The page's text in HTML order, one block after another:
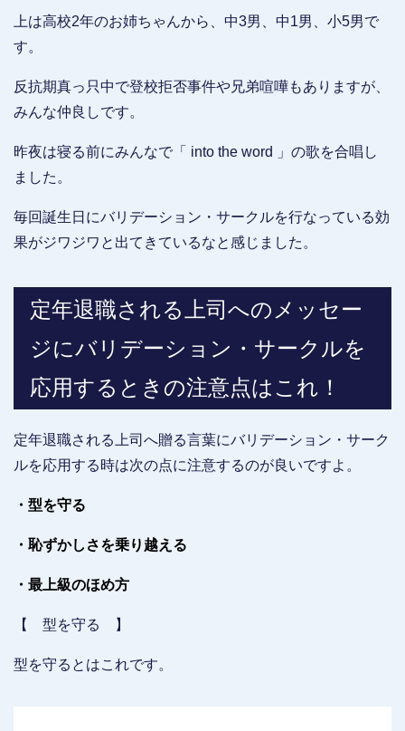
上は高校2年のお姉ちゃんから、中3男、中1男、小5男で
す。
反抗期真っ只中で登校拒否事件や兄弟喧嘩もありますが、
みんな仲良しです。
昨夜は寝る前にみんなで「 into the word 」の歌を合唱し
ました。
毎回誕生日にバリデーション・サークルを行なっている効
果がジワジワと出てきているなと感じました。
定年退職される上司へのメッセー
ジにバリデーション・サークルを
応用するときの注意点はこれ！
定年退職される上司へ贈る言葉にバリデーション・サーク
ルを応用する時は次の点に注意するのが良いですよ。
・型を守る
・恥ずかしさを乗り越える
・最上級のほめ方
【 型を守る 】
型を守るとはこれです。